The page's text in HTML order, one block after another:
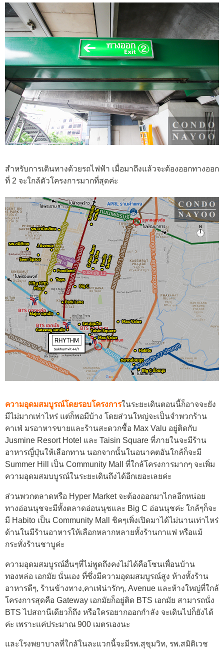
สำหรับการเดินทางด้วยรถไฟฟ้า เมื่อมาถึงแล้วจะต้องออกทางออก
ที่ 2 จะใกล้ตัวโครงการมากที่สุดค่ะ
ความอุดมสมบูรณ์โดยรอบโครงการในระยะเดินตอนนี้ก็อาจจะยัง
มีไม่มากเท่าไหร่ แต่ก็พอมีบ้าง โดยส่วนใหญ่จะเป็นจำพวกร้าน
คาเฟ่ มรอาหารขายและร้านสะดวกซื้อ Max Valu อยู่ติดกับ
Jusmine Resort Hotel และ Taisin Square ที่ภายในจะมีร้าน
อาหารญี่ปุ่นให้เลือกทาน นอกจากนั้นในอนาคตอันใกล้ก็จะมี
Summer Hill เป็น Community Mall ที่ใกล้โครงการมากๆ จะเพิ่ม
ความอุดมสมบบูรณ์ในระยะเดินถึงได้อีกเยอะเลยค่ะ
ส่วนพวกตลาดหรือ Hyper Market จะต้องออกมาไกลอีกหน่อย
ทางอ่อนนุชจะมีทั้งตลาดอ่อนนุชและ Big C อ่อนนุชค่ะ ใกล้ๆก็จะ
มี Habito เป็น Community Mall ชิคๆเพิ่งเปิดมาได้ไม่นานเท่าไหร่
ด้านในมีร้านอาหารให้เลือกหลากหลายทั้งร้านกาแฟ หรือแม้
กระทั่งร้านชาบูค่ะ
ความอุดมสมบูรณ์อื่นๆที่ไม่พูดถึงคงไม่ได้คือโซนเพื่อนบ้าน
ทองหล่อ เอกมัย นั่นเอง ที่ซึ่งมีความอุดมสมบูรณ์สูง ห้างทั้งร้าน
อาหารดีๆ, ร้านข้างทาง,คาเฟ่น่ารักๆ, Avenue และห้างใหญ่ที่ใกล้
โครงการสุดคือ Gateway เอกมัยก็อยู่ติด BTS เอกมัย สามารถนั่ง
BTS ไปสถานีเดียวก็ถึง หรือใครอยากออกกำลัง จะเดินไปก็ยังได้
ค่ะ เพราะแค่ประมาณ 900 เมตรเองนะ
และโรงพยาบาลที่ใกล้ในละแวกนี้จะมีรพ.สุขุมวิท, รพ.สมิติเวช